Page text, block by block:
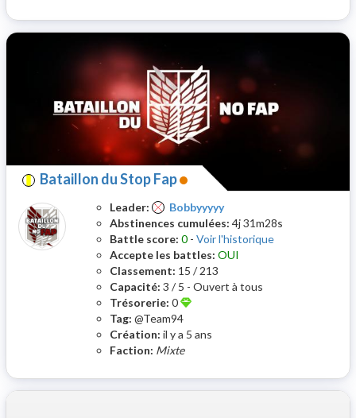
Bataillon du Stop Fap
Leader:
Bobbyyyyy
Abstinences cumulées: 4j 31m28s
Battle score: 0 - Voir l'historique
Accepte les battles: OUI
Classement: 15 / 213
Capacité: 3 / 5 - Ouvert à tous
Trésorerie: 0
Tag: @Team94
Création: il y a 5 ans
Faction: Mixte